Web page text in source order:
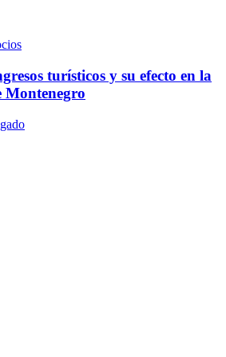
turísticos y su efecto en la
Montenegro